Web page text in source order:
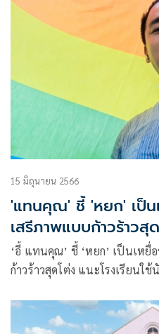
15 มิถุนายน 2566
'แทนคุณ' ชี้ 'หยก' เป็
เสรีภาพ​แบบก้าวร้าวสุ
‘อี้ แทนคุณ’ ชี้ ‘หยก’ เป็นเหยื่
ก้าวร้าวสุดโต่ง แนะโรงเรียน​ใช้นักจิตวิทยา​แนะแนวชีวิต สร้าง